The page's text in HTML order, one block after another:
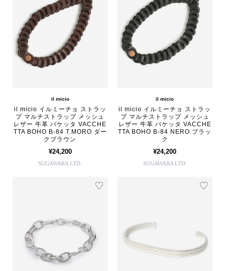
il micio
il micio イルミーチョ ストラッ
プ マルチストラップ メッシュ
レザー 牛革 バケッタ VACCHE
TTA BOHO B-84 T.MORO ダー
クブラウン
¥24,200
SUGAWARA LTD.
il micio
il micio イルミーチョ ストラッ
プ マルチストラップ メッシュ
レザー 牛革 バケッタ VACCHE
TTA BOHO B-84 NERO ブラッ
ク
¥24,200
SUGAWARA LTD.